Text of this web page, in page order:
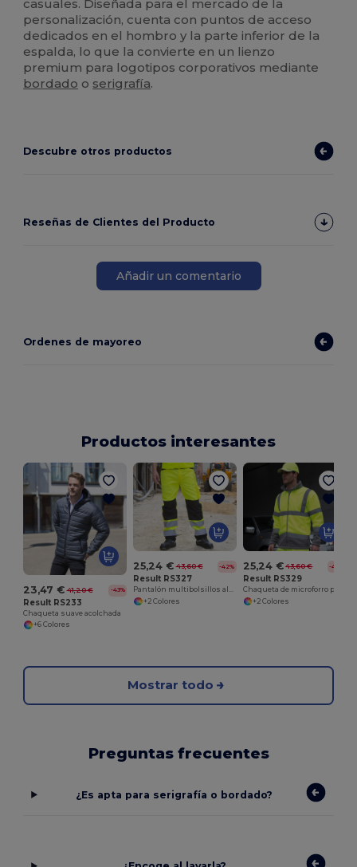
casuales. Diseñada para el mercado de la
personalización, cuenta con puntos de acceso
dedicados en el hombro y la parte inferior de la
espalda, lo que la convierte en un lienzo
premium para logotipos corporativos mediante
bordado o serigrafía.
Descubre otros productos
Reseñas de Clientes del Producto
Añadir un comentario
Ordenes de mayoreo
Productos interesantes
23,47 € 41,20 € -43%
Result RS233
Chaqueta suave acolchada
+6 Colores
25,24 € 43,60 € -42%
Result RS327
Pantalón multibolsillos alta visibilidad
+2 Colores
25,24 € 43,60 € -42%
Result RS329
+2 Colores
Mostrar todo
Preguntas frecuentes
¿Es apta para serigrafía o bordado?